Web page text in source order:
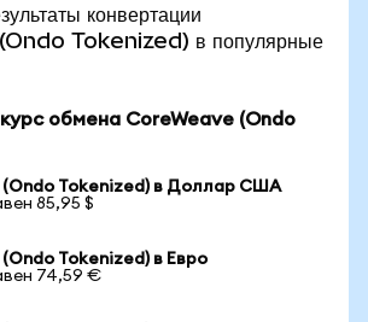
конвертации
Tokenized) в популярные
обмена CoreWeave (Ondo
(Ondo Tokenized) в Доллар США
85,95 $
Tokenized) в Евро
74,59 €